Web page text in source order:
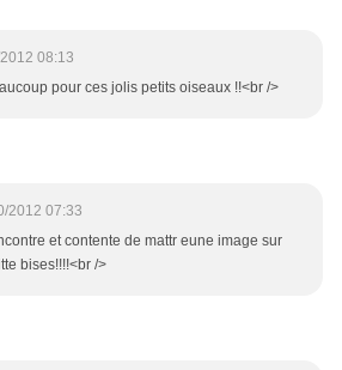
08:13
pour ces jolis petits oiseaux !!<br />
2012 07:33
et contente de mattr eune image sur
bises!!!!<br />